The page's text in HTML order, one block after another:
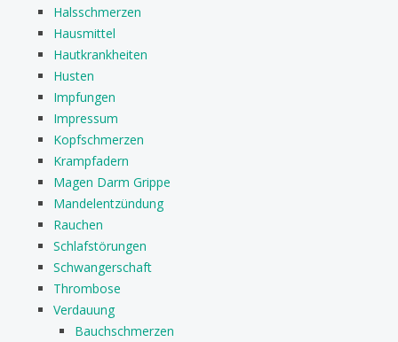
Halsschmerzen
Hausmittel
Hautkrankheiten
Husten
Impfungen
Impressum
Kopfschmerzen
Krampfadern
Magen Darm Grippe
Mandelentzündung
Rauchen
Schlafstörungen
Schwangerschaft
Thrombose
Verdauung
Bauchschmerzen